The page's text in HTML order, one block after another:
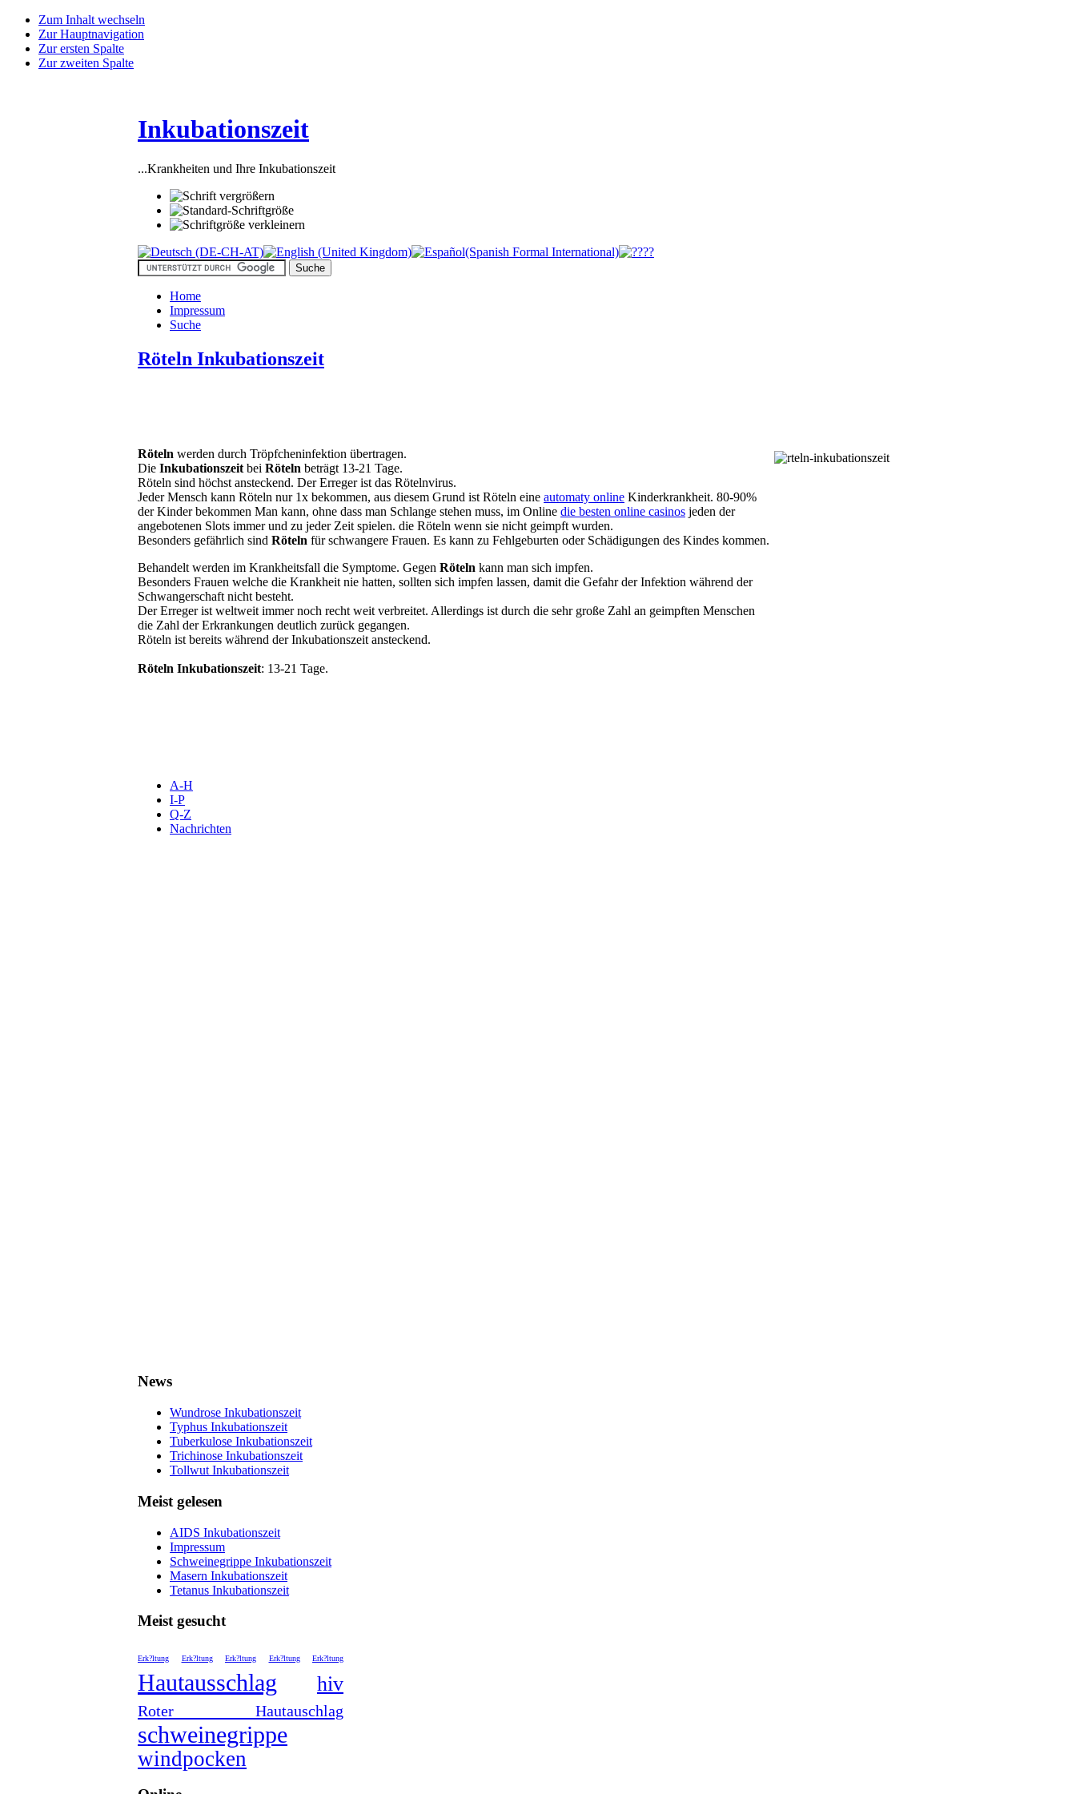
Zum Inhalt wechseln
Zur Hauptnavigation
Zur ersten Spalte
Zur zweiten Spalte
Inkubationszeit
...Krankheiten und Ihre Inkubationszeit
Home
Impressum
Suche
Röteln Inkubationszeit
Röteln werden durch Tröpfcheninfektion übertragen.
Die Inkubationszeit bei Röteln beträgt 13-21 Tage.
Röteln sind höchst ansteckend. Der Erreger ist das Rötelnvirus.
Jeder Mensch kann Röteln nur 1x bekommen, aus diesem Grund ist Röteln eine automaty online Kinderkrankheit. 80-90%
der Kinder bekommen Man kann, ohne dass man Schlange stehen muss, im Online die besten online casinos jeden der
angebotenen Slots immer und zu jeder Zeit spielen. die Röteln wenn sie nicht geimpft wurden.
Besonders gefährlich sind Röteln für schwangere Frauen. Es kann zu Fehlgeburten oder Schädigungen des Kindes kommen.
Behandelt werden im Krankheitsfall die Symptome. Gegen Röteln kann man sich impfen.
Besonders Frauen welche die Krankheit nie hatten, sollten sich impfen lassen, damit die Gefahr der Infektion während der
Schwangerschaft nicht besteht.
Der Erreger ist weltweit immer noch recht weit verbreitet. Allerdings ist durch die sehr große Zahl an geimpften Menschen
die Zahl der Erkrankungen deutlich zurück gegangen.
Röteln ist bereits während der Inkubationszeit ansteckend.
Röteln Inkubationszeit: 13-21 Tage.
A-H
I-P
Q-Z
Nachrichten
News
Wundrose Inkubationszeit
Typhus Inkubationszeit
Tuberkulose Inkubationszeit
Trichinose Inkubationszeit
Tollwut Inkubationszeit
Meist gelesen
AIDS Inkubationszeit
Impressum
Schweinegrippe Inkubationszeit
Masern Inkubationszeit
Tetanus Inkubationszeit
Meist gesucht
Erk?ltung Erk?ltung Erk?ltung Erk?ltung Erk?ltung
Hautausschlag hiv
Roter Hautauschlag
schweinegrippe
windpocken